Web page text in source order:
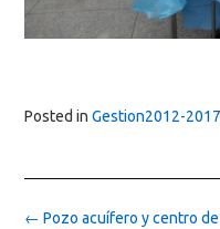
Posted in Gestion2012-2017
Post
← Pozo acuífero y centro de